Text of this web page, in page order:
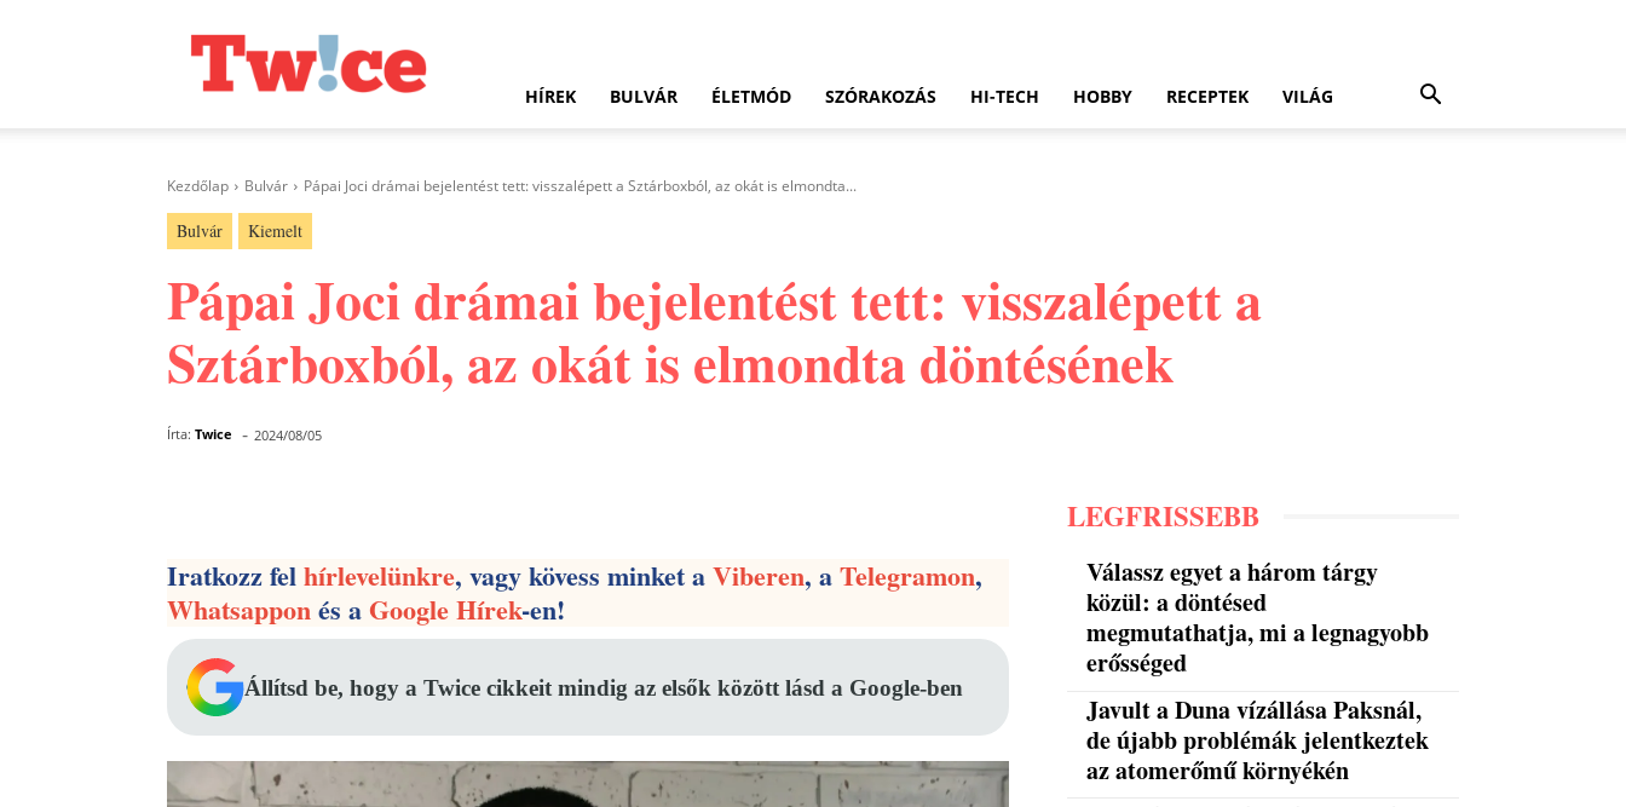
HÍREK BULVÁR ÉLETMÓD SZÓRAKOZÁS HI-TECH HOBBY RECEPTEK VILÁG
Kezdőlap Bulvár Pápai Joci drámai bejelentést tett: visszalépett a Sztárboxból, az okát is elmondta...
Bulvár Kiemelt
Pápai Joci drámai bejelentést tett: visszalépett a
Sztárboxból, az okát is elmondta döntésének
Írta: Twice - 2024/08/05
Iratkozz felhírlevelünkre, vagy kövess minket aViberen, aTelegramon,
Whatsapponés aGoogle Hírek-en!
Állítsd be, hogy a Twice cikkeit mindig az elsők között lásd a Google-ben
LEGFRISSEBB
Válassz egyet a három tárgy
közül: a döntésed
megmutathatja, mi a legnagyobb
erősséged
Javult a Duna vízállása Paksnál,
de újabb problémák jelentkeztek
az atomerőmű környékén